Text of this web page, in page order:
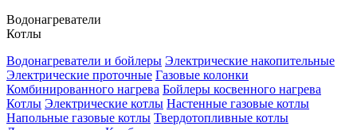
Водонагреватели
Котлы
Водонагреватели и бойлеры Электрические накопительные
Электрические проточные Газовые колонки
Комбинированного нагрева Бойлеры косвенного нагрева
Котлы Электрические котлы Настенные газовые котлы
Напольные газовые котлы Твердотопливные котлы